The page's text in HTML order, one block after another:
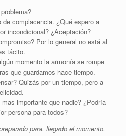
complacencia. ¿Qué espero a
incondicional? ¿Aceptación?
Por lo general no está al
tácito.
momento la armonía se rompe
que guardamos hace tiempo.
Quizás por un tiempo, pero a
importante que nadie? ¿Podría
persona para todos?
para, llegado el momento,